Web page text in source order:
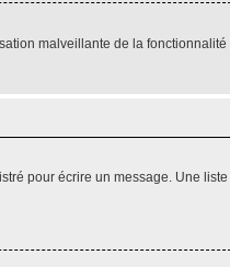
malveillante de la
pour écrire un message. Une